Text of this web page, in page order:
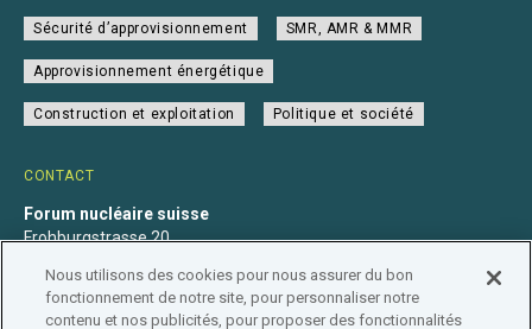
CONTACT
Forum nucléaire suisse
Frohburgstrasse 20
+41 31 560 36 50
info@nuklearforum.ch
Sécurité d’approvisionnement SMR, AMR & MMR
Approvisionnement énergétique
Construction et exploitation Politique et société
Nous utilisons des cookies pour nous assurer du bon
fonctionnement de notre site, pour personnaliser notre
contenu et nos publicités, pour proposer des fonctionnalités